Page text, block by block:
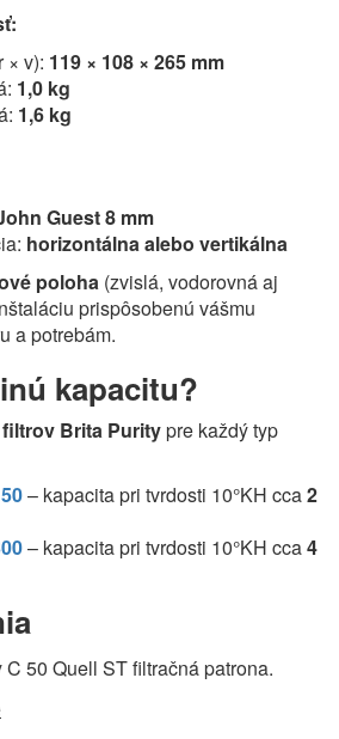
× v): 119 × 108 × 265 mm
1,0 kg
1,6 kg
Guest 8 mm
horizontálna alebo vertikálna
poloha (zvislá, vodorovná aj
prispôsobenú vášmu
a potrebám.
kapacitu?
filtrov Brita Puritypre každý typ
– kapacita pri tvrdosti 10°KH cca2
– kapacita pri tvrdosti 10°KH cca4
C 50 Quell ST filtračná patrona.